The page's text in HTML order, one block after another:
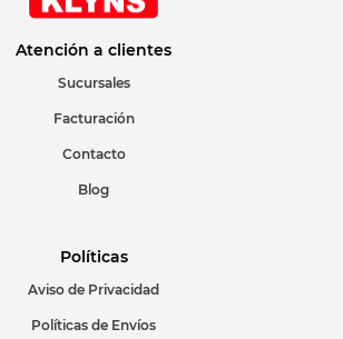
Atención a clientes
Sucursales
Facturación
Contacto
Blog
Políticas
Aviso de Privacidad
Políticas de Envíos